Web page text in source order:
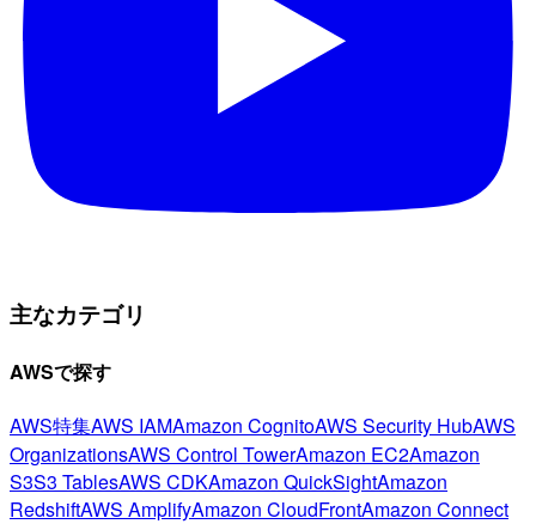
主なカテゴリ
AWSで探す
AWS特集AWS IAMAmazon CognitoAWS Security HubAWS
OrganizationsAWS Control TowerAmazon EC2Amazon
S3S3 TablesAWS CDKAmazon QuickSightAmazon
RedshiftAWS AmplifyAmazon CloudFrontAmazon Connect